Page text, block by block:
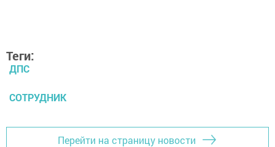
Теги:
ДПС
СОТРУДНИК
Перейти на страницу новости